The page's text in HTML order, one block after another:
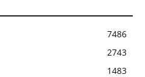
7486
2743
1483